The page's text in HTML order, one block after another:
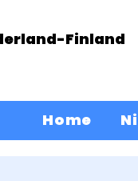
Finland
Home